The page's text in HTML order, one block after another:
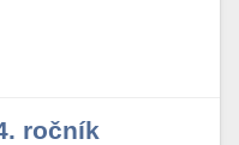
ročník